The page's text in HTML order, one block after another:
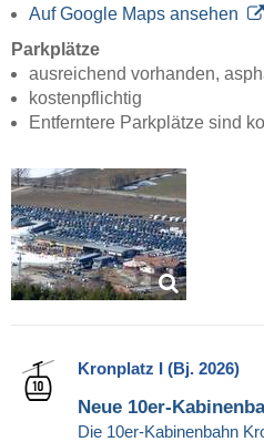
Auf Google Maps ansehen
Parkplätze
ausreichend vorhanden,
kostenpflichtig
Entferntere Parkplätze sind
Kronplatz I (Bj. 2026)
Neue 10er-
Die 10er-Kabinenbahn